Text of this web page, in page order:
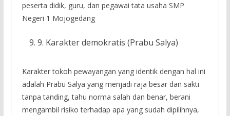
peserta didik, guru, dan pegawai tata usaha SMP
Negeri 1 Mojogedang
9. Karakter demokratis (Prabu Salya)
Karakter tokoh pewayangan yang identik dengan hal ini
adalah Prabu Salya yang menjadi raja besar dan sakti
tanpa tanding, tahu norma salah dan benar, berani
mengambil risiko terhadap apa yang sudah dipilihnya,